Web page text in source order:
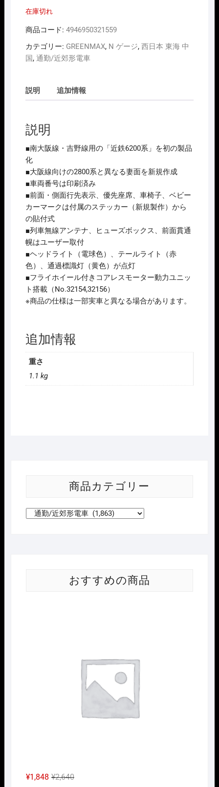
在庫切れ
商品コード: 4946950321559
カテゴリー: GREENMAX, N ゲージ, 西日本 東海 中
国 , 通勤/近郊形電車
説明 追加情報
説明
■南大阪線・吉野線用の「近鉄6200系」を初の製品
化
■大阪線向けの2800系と異なる妻面を新規作成
■車両番号は印刷済み
■前面・側面行先表示、優先座席、車椅子、ベビー
カーマークは付属のステッカー（新規製作）から
の貼付式
■列車無線アンテナ、ヒューズボックス、前面貫通
幌はユーザー取付
■ヘッドライト（電球色）、テールライト（赤
色）、通過標識灯（黄色）が点灯
■フライホイール付きコアレスモーター動力ユニッ
ト搭載（No.32154,32156）
※商品の仕様は一部実車と異なる場合があります。
追加情報
重さ
1.1 kg
商品カテゴリー
おすすめの商品
¥2,640元
¥1,848
現